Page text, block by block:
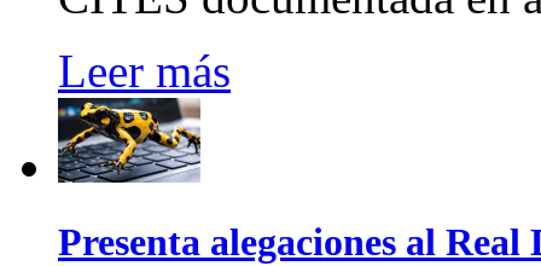
Leer más
Presenta alegaciones al